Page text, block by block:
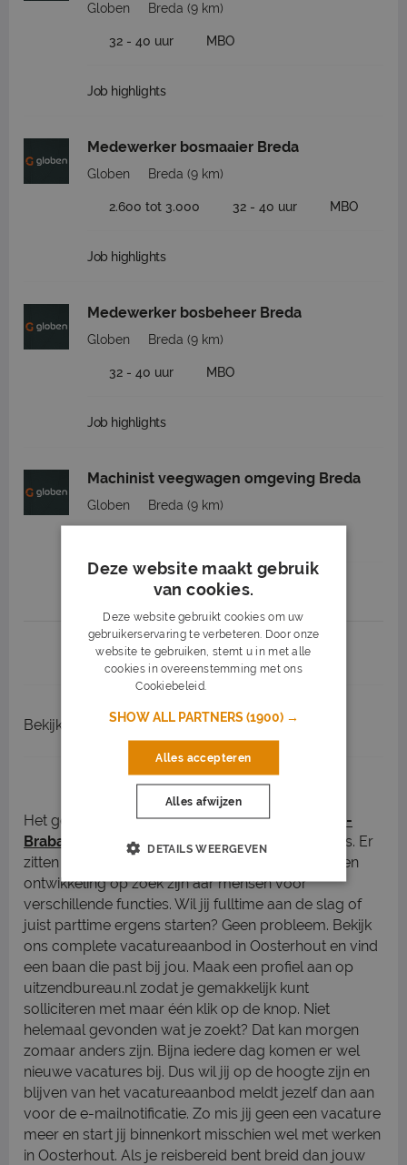
Globen Breda (9 km)
32 - 40 uur MBO
Job highlights
Medewerker bosmaaier Breda
Globen Breda (9 km)
2.600 tot 3.000 32 - 40 uur MBO
Job highlights
Medewerker bosbeheer Breda
Globen Breda (9 km)
32 - 40 uur MBO
Job highlights
Machinist veegwagen omgeving Breda
Globen Breda (9 km)
Job highlights
1 2 3 Volgende >
Bekijk recent gesloten vacatures
Vacatures in Oosterhout
Het gezellige Oosterhout, in deprovincie Noord-
Brabant
, heeft meerdere openstaande vacatures. Er
zitten in deze stad veel bedrijven die door groei en
ontwikkeling op zoek zijn aar mensen voor
verschillende functies. Wil jij fulltime aan de slag of
juist parttime ergens starten? Geen probleem. Bekijk
ons complete vacatureaanbod in Oosterhout en vind
een baan die past bij jou. Maak een profiel aan op
uitzendbureau.nl zodat je gemakkelijk kunt
solliciteren met maar één klik op de knop. Niet
helemaal gevonden wat je zoekt? Dat kan morgen
zomaar anders zijn. Bijna iedere dag komen er wel
nieuwe vacatures bij. Dus wil jij op de hoogte zijn en
blijven van het vacatureaanbod meldt jezelf dan aan
voor de e-mailnotificatie. Zo mis jij geen een vacature
meer en start jij binnenkort misschien wel met werken
in Oosterhout. Als je reisbereid bent breid dan jouw
Deze website maakt gebruik
van cookies.
Deze website gebruikt cookies om uw
gebruikerservaring te verbeteren. Door onze
website te gebruiken, stemt u in met alle
cookies in overeenstemming met ons
Cookiebeleid.
SHOW ALL PARTNERS(1900) →
Alles accepteren
Alles afwijzen
DETAILS WEERGEVEN